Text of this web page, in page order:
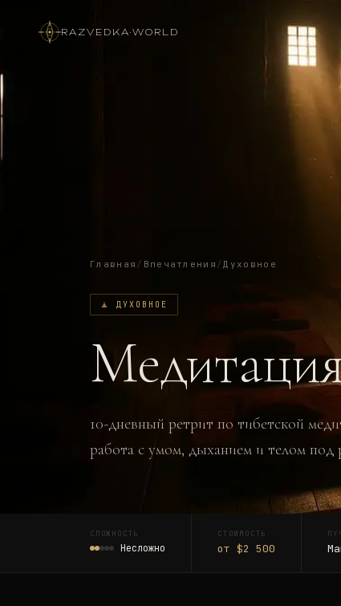
RAZVEDKA·WORLD
Главная / Впечатления /Духовное
🧘 ДУХОВНОЕ
10-дневный ретрит по тибетской
работа с умом, дыханием и телом
СЛОЖНОСТЬ
Несложно
СТОИМОСТЬ
от $2 500